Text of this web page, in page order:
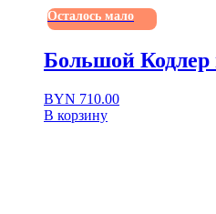
Осталось мало
Большой Кодлер
BYN 710.00
В корзину